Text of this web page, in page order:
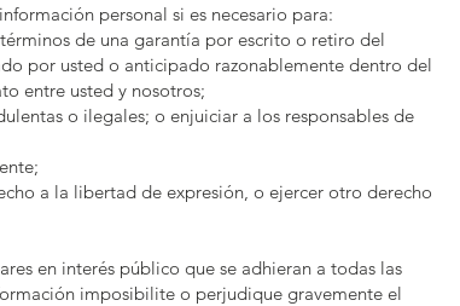
personal si es necesario para:
de una garantía por escrito o retiro del
por usted o anticipado razonablemente dentro del
entre usted y nosotros;
o ilegales; o enjuiciar a los responsables de
a la libertad de expresión, o ejercer otro derecho
en interés público que se adhieran a todas las
imposibilite o perjudique gravemente el